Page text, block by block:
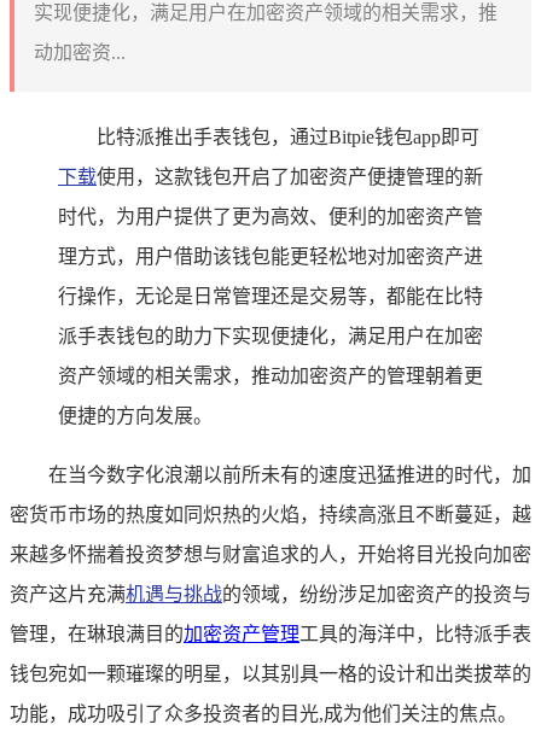
实现便捷化，满足用户在加密资产领域的相关需求，推
动加密资...
比特派推出手表钱包，通过Bitpie钱包app即可
下载使用，这款钱包开启了加密资产便捷管理的新
时代，为用户提供了更为高效、便利的加密资产管
理方式，用户借助该钱包能更轻松地对加密资产进
行操作，无论是日常管理还是交易等，都能在比特
派手表钱包的助力下实现便捷化，满足用户在加密
资产领域的相关需求，推动加密资产的管理朝着更
便捷的方向发展。
在当今数字化浪潮以前所未有的速度迅猛推进的时代，加
密货币市场的热度如同炽热的火焰，持续高涨且不断蔓延，越
来越多怀揣着投资梦想与财富追求的人，开始将目光投向加密
资产这片充满机遇与挑战的领域，纷纷涉足加密资产的投资与
管理，在琳琅满目的加密资产管理工具的海洋中，比特派手表
钱包宛如一颗璀璨的明星，以其别具一格的设计和出类拔萃的
功能，成功吸引了众多投资者的目光,成为他们关注的焦点。